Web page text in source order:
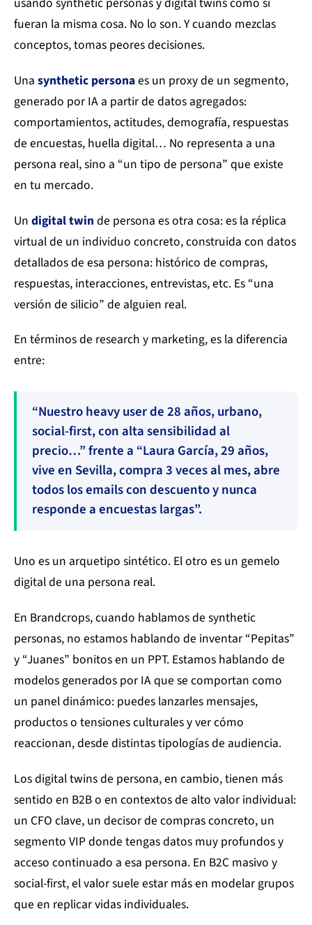
fueran la misma cosa. No lo son. Y cuando mezclas
conceptos, tomas peores decisiones.
Una synthetic personaes un proxy de un segmento,
generado por IA a partir de datos agregados:
comportamientos, actitudes, demografía, respuestas
de encuestas, huella digital… No representa a una
persona real, sino a “un tipo de persona” que existe
en tu mercado.
Un digital twin de persona es otra cosa: es la réplica
virtual de un individuo concreto, construida con datos
detallados de esa persona: histórico de compras,
respuestas, interacciones, entrevistas, etc. Es “una
versión de silicio” de alguien real.
En términos de research y marketing, es la diferencia
entre:
“Nuestro heavy user de 28 años, urbano,
social-first, con alta sensibilidad al
precio…” frente a “Laura García, 29 años,
vive en Sevilla, compra 3 veces al mes, abre
todos los emails con descuento y nunca
responde a encuestas largas”.
Uno es un arquetipo sintético. El otro es un gemelo
digital de una persona real.
En Brandcrops, cuando hablamos de synthetic
personas, no estamos hablando de inventar “Pepitas”
y “Juanes” bonitos en un PPT. Estamos hablando de
modelos generados por IA que se comportan como
un panel dinámico: puedes lanzarles mensajes,
productos o tensiones culturales y ver cómo
reaccionan, desde distintas tipologías de audiencia.
Los digital twins de persona, en cambio, tienen más
sentido en B2B o en contextos de alto valor individual:
un CFO clave, un decisor de compras concreto, un
segmento VIP donde tengas datos muy profundos y
acceso continuado a esa persona. En B2C masivo y
social-first, el valor suele estar más en modelar grupos
que en replicar vidas individuales.